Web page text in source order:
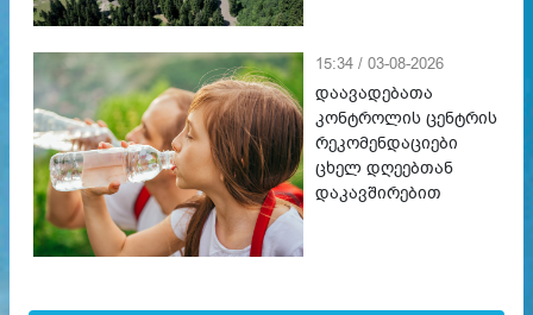
15:34 / 03-08-2026
დაავადებათა
კონტროლის ცენტრის
რეკომენდაციები
ცხელ დღეებთან
დაკავშირებით